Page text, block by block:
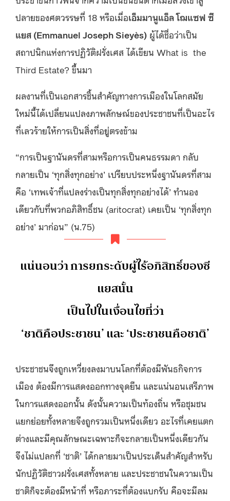
ปลายของศตวรรษที่ 18 หรือเมื่อเอ็มมานูแอ็ล โฌแซฟ ซี
แยส (Emmanuel Joseph Sieyès) ผู้ได้ชื่อว่าเป็น
สถาปนิกแห่งการปฏิวัติฝรั่งเศส ได้เขียน What is the
Third Estate? ขึ้นมา
ผลงานที่เป็นเอกสารชิ้นสำคัญทางการเมืองในโลกสมัย
ใหม่นี้ได้เปลี่ยนแปลงภาพลักษณ์ของประชาชนที่เป็นอะไร
ที่เลวร้ายให้การเป็นสิ่งที่อยู่ตรงข้าม
“การเป็นฐานันดรที่สามหรือการเป็นคนธรรมดา กลับ
กลายเป็น ‘ทุกสิ่งทุกอย่าง’ เปรียบประหนึ่งฐานันดรที่สาม
คือ ‘เทพเจ้าที่แปลงร่างเป็นทุกสิ่งทุกอย่างได้’ ทำนอง
เดียวกับที่พวกอภิสิทธิ์ชน (aritocrat) เคยเป็น ‘ทุกสิ่งทุก
อย่าง’ มาก่อน” (น.75)
แน่นอนว่า การยกระดับผู้ไร้อภิสิทธิ์ของซี
แยสนั้น
เป็นไปในเงื่อนไขที่ว่า
‘ชาติคือประชาชน’ และ ‘ประชาชนคือชาติ’
ประชาชนจึงถูกเหวี่ยงลงมาบนโลกที่ต้องมีพันธกิจการ
เมือง ต้องมีการแสดงออกทางจุดยืน และแน่นอนเสรีภาพ
ในการแสดงออกนั้น ดังนั้นความเป็นท้องถิ่น หรือชุมชน
แยกย่อยทั้งหลายจึงถูกรวมเป็นหนึ่งเดียว อะไรที่เคยแตก
ต่างและมีคุณลักษณะเฉพาะก็จะกลายเป็นหนึ่งเดียวกัน
จึงไม่แปลกที่ ‘ชาติ’ ได้กลายมาเป็นประเด็นสำคัญสำหรับ
นักปฏิวัติชาวฝรั่งเศสทั้งหลาย และประชาชนในความเป็น
ชาติก็จะต้องมีหน้าที่ หรือภาระที่ต้องแบกรับ คือจะมีลม